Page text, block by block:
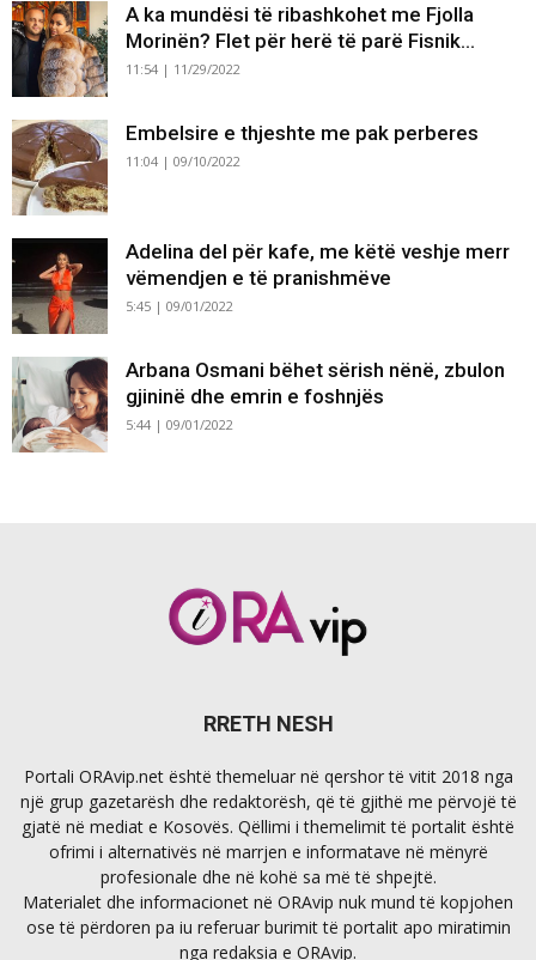
A ka mundësi të ribashkohet me Fjolla
Morinën? Flet për herë të parë Fisnik...
11:54 | 11/29/2022
Embelsire e thjeshte me pak perberes
11:04 | 09/10/2022
Adelina del për kafe, me këtë veshje merr
vëmendjen e të pranishmëve
5:45 | 09/01/2022
Arbana Osmani bëhet sërish nënë, zbulon
gjininë dhe emrin e foshnjës
5:44 | 09/01/2022
RRETH NESH
Portali ORAvip.net është themeluar në qershor të vitit 2018 nga
një grup gazetarësh dhe redaktorësh, që të gjithë me përvojë të
gjatë në mediat e Kosovës. Qëllimi i themelimit të portalit është
ofrimi i alternativës në marrjen e informatave në mënyrë
profesionale dhe në kohë sa më të shpejtë.
Materialet dhe informacionet në ORAvip nuk mund të kopjohen
ose të përdoren pa iu referuar burimit të portalit apo miratimin
nga redaksia e ORAvip.